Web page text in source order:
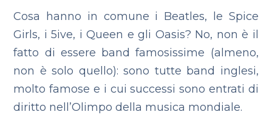
Cosa hanno in comune i Beatles, le Spice
Girls, i 5ive, i Queen e gli Oasis? No, non è il
fatto di essere band famosissime (almeno,
non è solo quello): sono tutte band inglesi,
molto famose e i cui successi sono entrati di
diritto nell’Olimpo della musica mondiale.